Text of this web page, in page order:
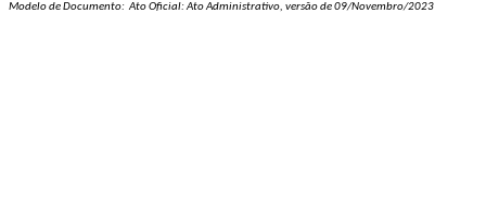
Modelo de Documento: Ato Oficial: Ato Administrativo, versão de 09/Novembro/2023